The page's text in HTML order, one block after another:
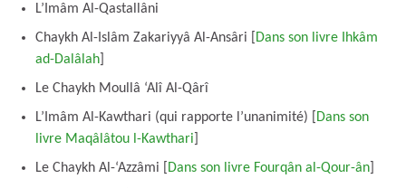
L’Imâm Al-Qastallâni
Chaykh Al-Islâm Zakariyyâ Al-Ansâri [
Dans son livre Ihkâm
ad-Dalâlah
Le Chaykh Moullâ ‘Alî Al-Qârî
L’Imâm Al-Kawthari (qui rapporte l’unanimité) [
Dans son
livre Maqâlâtou l-Kawthari
Le Chaykh Al-‘Azzâmi [
Dans son livre Fourqân al-Qour-ân